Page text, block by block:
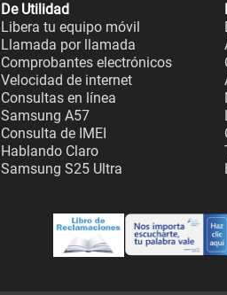
De Utilidad
Libera tu equipo móvil
Llamada por llamada
Comprobantes electrónicos
Velocidad de internet
Consultas en línea
Samsung A57
Consulta de IMEI
Hablando Claro
Samsung S25 Ultra